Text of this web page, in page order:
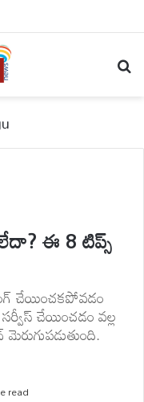
ఈ 8 టిప్స్
చేయించకపోవడం
చేయించడం వల్ల
read